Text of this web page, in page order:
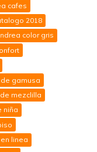
cafes
2018
color gris
gamusa
mezclilla
niña
linea